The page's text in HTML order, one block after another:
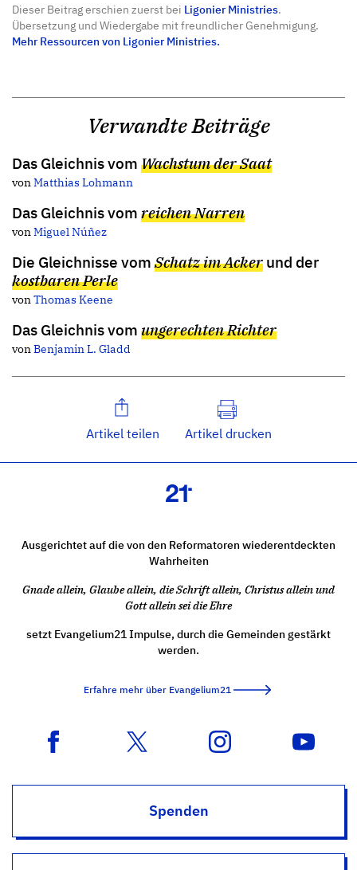
Dieser Beitrag erschien zuerst bei Ligonier Ministries.
Übersetzung und Wiedergabe mit freundlicher Genehmigung.
Mehr Ressourcen von Ligonier Ministries.
Verwandte Beiträge
Das Gleichnis vom Wachstum der Saat
von Matthias Lohmann
Das Gleichnis vom reichen Narren
von Miguel Núñez
Die Gleichnisse vom Schatz im Acker und der
kostbaren Perle
von Thomas Keene
Das Gleichnis vom ungerechten Richter
von Benjamin L. Gladd
Artikel teilen Artikel drucken
Ausgerichtet auf die von den Reformatoren wiederentdeckten
Wahrheiten
Gnade allein, Glaube allein, die Schrift allein, Christus allein und
Gott allein sei die Ehre
setzt Evangelium21 Impulse, durch die Gemeinden gestärkt
werden.
Erfahre mehr über Evangelium21
Spenden